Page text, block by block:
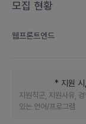
모집 현황
웹프론트엔드
* 지원 시
지원직군, 지원사유,
있는 언어/프로그램